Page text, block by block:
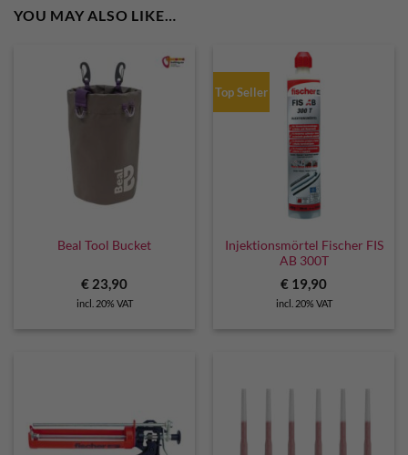
YOU MAY ALSO LIKE…
Beal Tool Bucket
€ 23,90
incl. 20% VAT
Top Seller
Injektionsmörtel Fischer FIS
AB 300T
€ 19,90
incl. 20% VAT